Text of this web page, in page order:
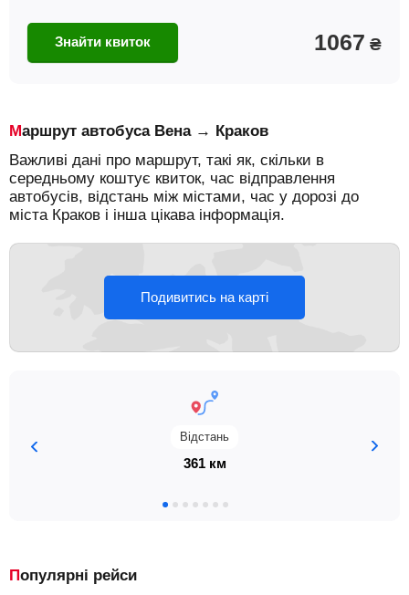
Знайти квиток 1067 ₴
Маршрут автобуса Вена → Краков
Важливі дані про маршрут, такі як, скільки в
середньому коштує квиток, час відправлення
автобусів, відстань між містами, час у дорозі до
міста Краков і інша цікава інформація.
Подивитись на карті
Відстань
361 км
Популярні рейси